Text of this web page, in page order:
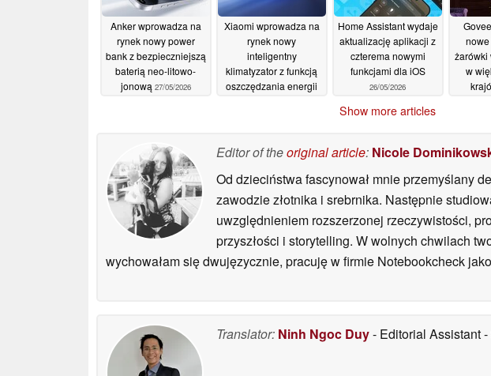
Anker wprowadza na
rynek nowy power
bank z bezpieczniejszą
baterią neo-litowo-
jonową 27/05/2026
Xiaomi wprowadza na
rynek nowy
inteligentny
klimatyzator z funkcją
oszczędzania energii
Home Assistant wydaje
aktualizację aplikacji z
czterema nowymi
funkcjami dla iOS
26/05/2026
żarówki
w
Show more articles
Editor of theoriginal article: Nicole
Od dzieciństwa fascynował mnie przemyślany
zawodzie złotnika i srebrnika. Następnie
uwzględnieniem rozszerzonej rzeczywistości,
przyszłości i storytelling. W wolnych chwilach
wychowałam się dwujęzycznie, pracuję w firmie Notebookcheck
Translator: Ninh Ngoc Duy- Editorial Assistant